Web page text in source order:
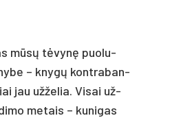
mūsų tėvynę puo­lu­
– knygų kont­ra­ban­
jau už­že­lia. Vi­sai už­
me­tais – ku­ni­gas